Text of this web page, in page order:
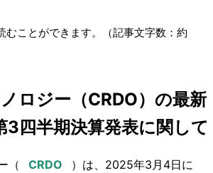
むことができます。（記事文字数：約
ロジー（CRDO）の最新
四半期決算発表に関して
（
）は、2025年3月4日に